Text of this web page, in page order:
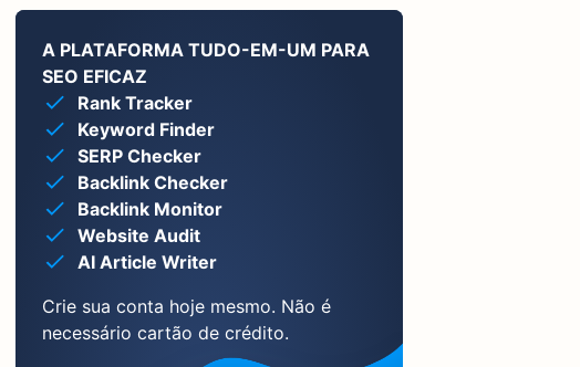
A PLATAFORMA TUDO-EM-UM PARA
SEO EFICAZ
Rank Tracker
Keyword Finder
SERP Checker
Backlink Checker
Backlink Monitor
Website Audit
AI Article Writer
Crie sua conta hoje mesmo. Não é
necessário cartão de crédito.